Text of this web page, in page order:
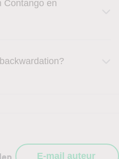
Contango en
E-mail auteur